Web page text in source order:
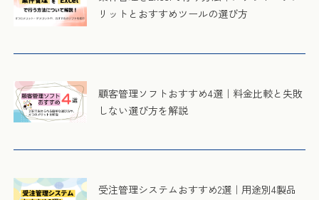
リットとおすすめツールの選び方
顧客管理ソフトおすすめ4選｜料金比較と失敗
しない選び方を解説
受注管理システムおすすめ2選｜用途別4製品